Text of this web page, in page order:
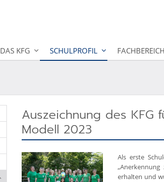
DAS KFG SCHULPROFIL
Auszeichnung des
Modell 2023
Als erste
erhalten und